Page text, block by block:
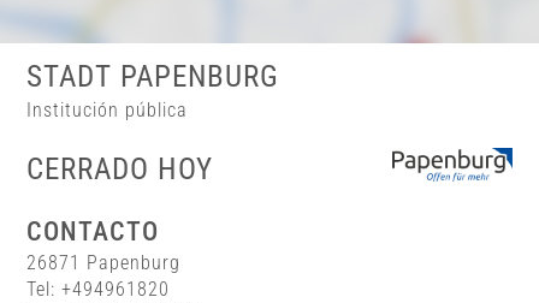
STADT PAPENBURG
Institución pública
CERRADO HOY
CONTACTO
26871 Papenburg
Tel: +494961820